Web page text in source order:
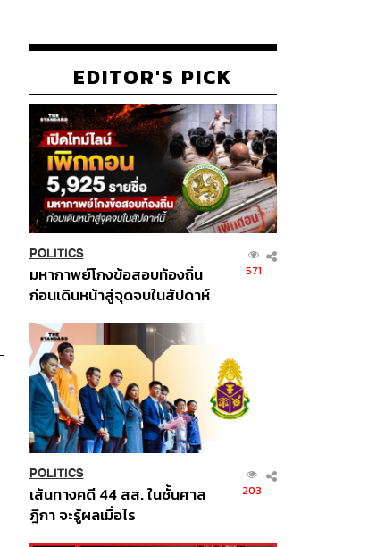
EDITOR'S PICK
POLITICS
มหากาพย์โกงข้อสอบท้องถิ่น
ก่อนเดินหน้าสู่จุดจบในสัปดาห์
571
POLITICS
เส้นทางคดี 44 สส. ในชั้นศาล
ฎีกา จะรู้ผลเมื่อไร
203